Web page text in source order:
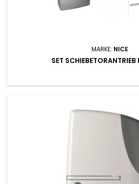
MARKE: NICE
SET SCHIEBETORANTRIEB